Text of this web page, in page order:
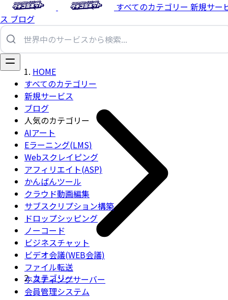
すべてのカテゴリー 新規サー
ス ブログ
すべてのカテゴリー
新規サービス
ブログ
人気のカテゴリー
AIアート
Eラーニング(LMS)
Webスクレイピング
アフィリエイト(ASP)
かんばんツール
クラウド動画編集
サブスクリプション構築
ドロップシッピング
ノーコード
ビジネスチャット
ビデオ会議(WEB会議)
ファイル転送
ホスティングサーバー
会員管理システム
HOME
カテゴリー